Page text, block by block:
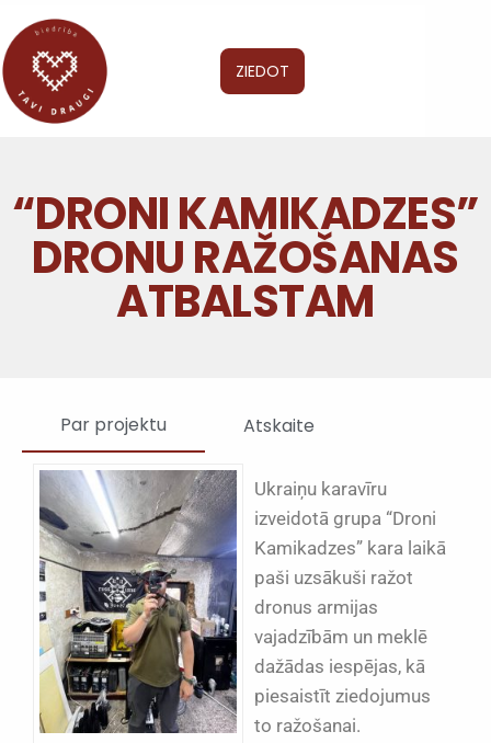
ZIEDOT
“DRONI KAMIKADZES”
DRONU RAŽOŠANAS
ATBALSTAM
Par projektu Atskaite
Ukraiņu karavīru
izveidotā grupa “Droni
Kamikadzes” kara laikā
paši uzsākuši ražot
dronus armijas
vajadzībām un meklē
dažādas iespējas, kā
piesaistīt ziedojumus
to ražošanai.